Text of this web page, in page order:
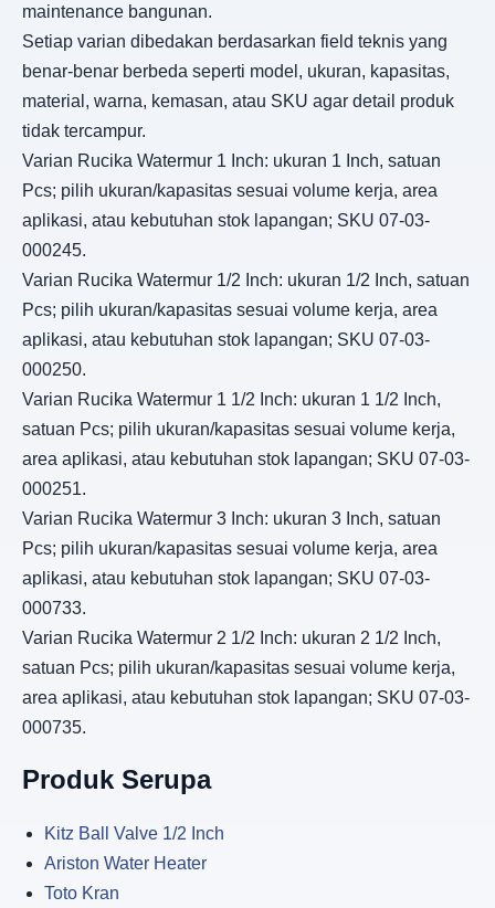
maintenance bangunan.
Setiap varian dibedakan berdasarkan field teknis yang
benar-benar berbeda seperti model, ukuran, kapasitas,
material, warna, kemasan, atau SKU agar detail produk
tidak tercampur.
Varian Rucika Watermur 1 Inch: ukuran 1 Inch, satuan
Pcs; pilih ukuran/kapasitas sesuai volume kerja, area
aplikasi, atau kebutuhan stok lapangan; SKU 07-03-
000245.
Varian Rucika Watermur 1/2 Inch: ukuran 1/2 Inch, satuan
Pcs; pilih ukuran/kapasitas sesuai volume kerja, area
aplikasi, atau kebutuhan stok lapangan; SKU 07-03-
000250.
Varian Rucika Watermur 1 1/2 Inch: ukuran 1 1/2 Inch,
satuan Pcs; pilih ukuran/kapasitas sesuai volume kerja,
area aplikasi, atau kebutuhan stok lapangan; SKU 07-03-
000251.
Varian Rucika Watermur 3 Inch: ukuran 3 Inch, satuan
Pcs; pilih ukuran/kapasitas sesuai volume kerja, area
aplikasi, atau kebutuhan stok lapangan; SKU 07-03-
000733.
Varian Rucika Watermur 2 1/2 Inch: ukuran 2 1/2 Inch,
satuan Pcs; pilih ukuran/kapasitas sesuai volume kerja,
area aplikasi, atau kebutuhan stok lapangan; SKU 07-03-
000735.
Produk Serupa
Kitz Ball Valve 1/2 Inch
Ariston Water Heater
Toto Kran